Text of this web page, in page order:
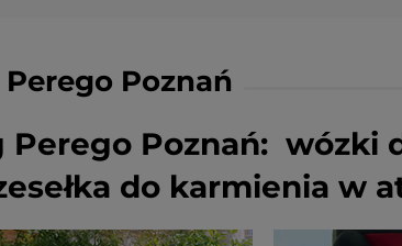
Perego Poznań
Perego Poznań: wózki
do karmienia w